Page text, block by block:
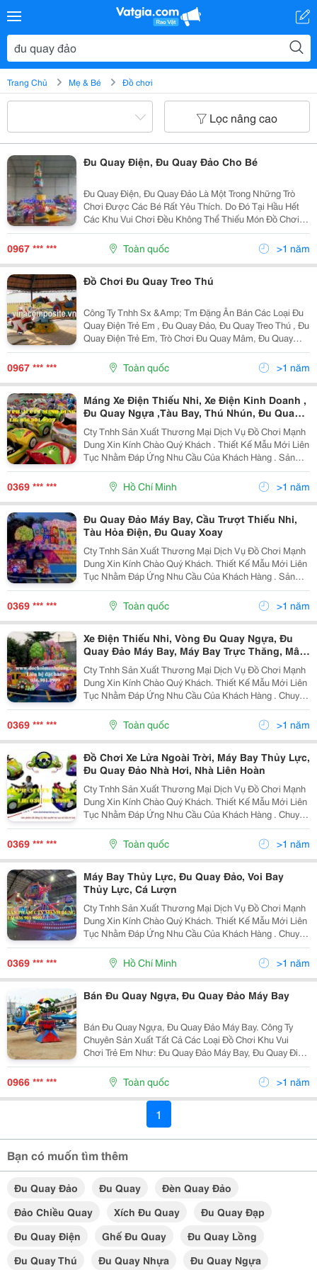
Trang Chủ Mẹ & Bé Đồ chơi
Lọc nâng cao
Đu Quay Điện, Đu Quay Đảo Cho Bé
Đu Quay Điện, Đu Quay Đảo Là Một Trong Những Trò
Chơi Được Các Bé Rất Yêu Thích. Do Đó Tại Hầu Hết
Các Khu Vui Chơi Đều Không Thể Thiếu Món Đồ Chơi
Này. Đu Quay Có Nhiều Loại Như: Đu Quay Mâm, Đu
Quay Cơ Mầm Non, Đu Quay Lồng,... Trong Đó Đu Quay
0967 *** *** Toàn quốc >1 năm
Đồ Chơi Đu Quay Treo Thú
Công Ty Tnhh Sx &Amp; Tm Đặng Ân Bán Các Loại Đu
Quay Điện Trẻ Em , Đu Quay Đảo, Đu Quay Treo Thú , Đu
Quay Điện Trẻ Em, Trò Chơi Đu Quay Mâm, Đu Quay
Điện Khu Vui Chơi,... Liên Hệ Mua Hàng : Đt/Zalo:
0967.770.918 _ Loan
0967 *** *** Toàn quốc >1 năm
Máng Xe Điện Thiếu Nhi, Xe Điện Kinh Doanh ,
Đu Quay Ngựa ,Tàu Bay, Thú Nhún, Đu Quay
Đảo Thủy Lực Xoay
Cty Tnhh Sản Xuất Thương Mại Dịch Vụ Đồ Chơi Mạnh
Dung Xin Kính Chào Quý Khách . Thiết Kế Mẫu Mới Liên
Tục Nhằm Đáp Ứng Nhu Cầu Của Khách Hàng . Sản
Xuất Chuyên Sản Xuất Thiết Kế Trò Chơi Phục Vụ Khu
Vui Chơi Kinh Doanh Mẫu Mã Đa Dạng...! Liên...
0369 *** *** Hồ Chí Minh >1 năm
Đu Quay Đảo Máy Bay, Cầu Trượt Thiếu Nhi,
Tàu Hỏa Điện, Đu Quay Xoay
Cty Tnhh Sản Xuất Thương Mại Dịch Vụ Đồ Chơi Mạnh
Dung Xin Kính Chào Quý Khách. Thiết Kế Mẫu Mới Liên
Tục Nhằm Đáp Ứng Nhu Cầu Của Khách Hàng . Sản
Xuất Chuyên Sản Xuất Thiết Kế Trò Chơi Phục Vụ Khu
Vui Chơi Kinh Doanh Mẫu Mã Đa Dạng...! Liên Hệ Đặt...
0369 *** *** Toàn quốc >1 năm
Xe Điện Thiếu Nhi, Vòng Đu Quay Ngựa, Đu
Quay Đảo Máy Bay, Máy Bay Trực Thăng, Mâm
Chao , Tàu Hỏa
Cty Tnhh Sản Xuất Thương Mại Dịch Vụ Đồ Chơi Mạnh
Dung Xin Kính Chào Quý Khách. Thiết Kế Mẫu Mới Liên
Tục Nhằm Đáp Ứng Nhu Cầu Của Khách Hàng . Chuyên
Sản Xuất Thiết Kế Trò Chơi Phục Vụ Khu Vui Chơi Kinh
Doanh Mẫu Mã Đa Dạng...! Liên Hệ Đặt Hàng:...
0369 *** *** Toàn quốc >1 năm
Đồ Chơi Xe Lửa Ngoài Trời, Máy Bay Thủy Lực,
Đu Quay Đảo Nhà Hơi, Nhà Liên Hoàn
Cty Tnhh Sản Xuất Thương Mại Dịch Vụ Đồ Chơi Mạnh
Dung Xin Kính Chào Quý Khách. Thiết Kế Mẫu Mới Liên
Tục Nhằm Đáp Ứng Nhu Cầu Của Khách Hàng . Chuyên
Sản Xuất Thiết Kế Trò Chơi Phục Vụ Khu Vui Chơi Kinh
Doanh Mẫu Mã Đa Dạng...! Liên Hệ Đặt Hàng:...
0369 *** *** Toàn quốc >1 năm
Máy Bay Thủy Lực, Đu Quay Đảo, Voi Bay
Thủy Lực, Cá Lượn
Cty Tnhh Sản Xuất Thương Mại Dịch Vụ Đồ Chơi Mạnh
Dung Xin Kính Chào Quý Khách. Thiết Kế Mẫu Mới Liên
Tục Nhằm Đáp Ứng Nhu Cầu Của Khách Hàng . Chuyên
Sản Xuất Thiết Kế Trò Chơi Phục Vụ Khu Vui Chơi Kinh
Doanh Mẫu Mã Đa Dạng...! Liên Hệ Đặt Hàng:...
0369 *** *** Hồ Chí Minh >1 năm
Bán Đu Quay Ngựa, Đu Quay Đảo Máy Bay
Bán Đu Quay Ngựa, Đu Quay Đảo Máy Bay. Công Ty
Chuyên Sản Xuất Tất Cả Các Loại Đồ Chơi Khu Vui
Chơi Trẻ Em Như: Đu Quay Đảo Máy Bay, Đu Quay Điện
Trẻ Em, Đu Quay Ngựa Treo Thú, Đu Quay Cá Lượn, Hồ
Câu Cá Nhựa , Xe Lửa Điện, Nhà Hơi, Nhú Nhún Điện,
0966 *** *** Toàn quốc >1 năm
1
Bạn có muốn tìm thêm
Đu Quay Đảo Đu Quay
Đèn Quay Đảo
Đảo Chiều Quay
Xích Đu Quay
Đu Quay Đạp
Đu Quay Điện
Ghế Đu Quay
Đu Quay Lồng
Đu Quay Thú
Đu Quay Nhựa Đu Quay Ngựa